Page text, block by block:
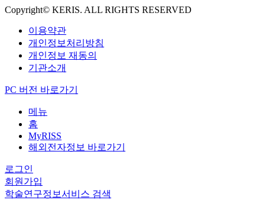
Copyright© KERIS. ALL RIGHTS RESERVED
이용약관
개인정보처리방침
개인정보 재동의
기관소개
PC 버전 바로가기
메뉴
홈
MyRISS
해외전자정보 바로가기
로그인
회원가입
학술연구정보서비스 검색